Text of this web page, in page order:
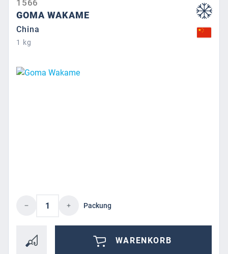
1566
GOMA WAKAME
China
1 kg
Produkt Anzahl: Gib den gewünschten
Packung
WARENKORB